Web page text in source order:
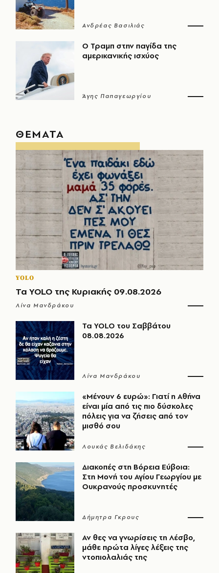
Ανδρέας Βασιλιάς
Ο Τραμπ στην παγίδα της
αμερικανικής ισχύος
Άγης Παπαγεωργίου
ΘΕΜΑΤΑ
YOLO
Τα YOLO της Κυριακής 09.08.2026
Λίνα Μανδράκου
Τα YOLO του Σαββάτου
08.08.2026
Λίνα Μανδράκου
«Μένουν 6 ευρώ»: Γιατί η Αθήνα
είναι μία από τις πιο δύσκολες
πόλεις για να ζήσεις από τον
μισθό σου
Λουκάς Βελιδάκης
Διακοπές στη Βόρεια Εύβοια:
Στη Μονή του Αγίου Γεωργίου με
Ουκρανούς προσκυνητές
Δήμητρα Γκρους
Αν θες να γνωρίσεις τη Λέσβο,
μάθε πρώτα λίγες λέξεις της
ντοπιολαλιάς της